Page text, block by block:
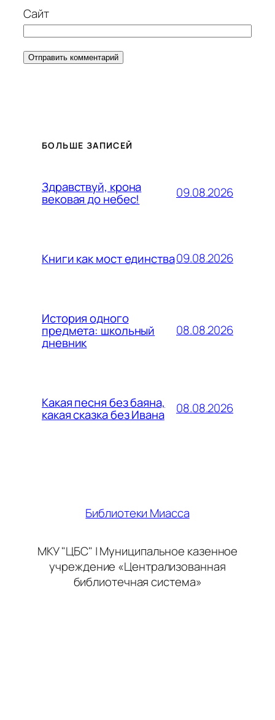
Сайт
БОЛЬШЕ ЗАПИСЕЙ
Здравствуй, крона
вековая до небес! 09.08.2026
Книги как мост единства09.08.2026
История одного
предмета: школьный
дневник
08.08.2026
Какая песня без баяна,
какая сказка без Ивана 08.08.2026
Библиотеки Миасса
МКУ "ЦБС" | Муниципальное казенное
учреждение «Централизованная
библиотечная система»